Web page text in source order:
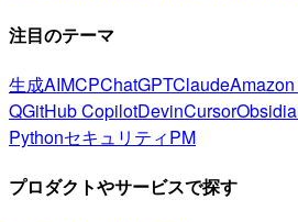
注目のテーマ
生成AIMCPChatGPTClaude
QGitHub CopilotDevinCursor
PythonセキュリティPM
プロダクトやサービスで探す